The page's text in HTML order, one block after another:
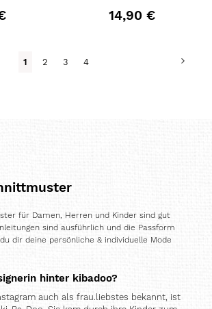
14,90 €
Du
1 Seite
2 Seite
3 Seite
4
für Damen, Herren und Kinder sind gut
sind ausführlich und die Passform
dir deine persönliche & individuelle Mode
hinter kibadoo?
auch als frau.liebstes bekannt, ist